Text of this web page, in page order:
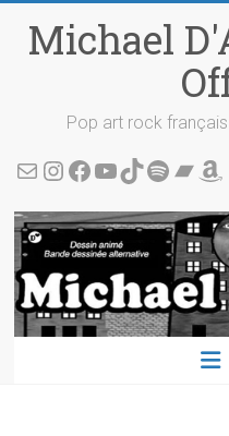
contentMichael
Pop art rock
Écris-moi ! Instagram
Facebook
YouTube
TikTok
Spotify